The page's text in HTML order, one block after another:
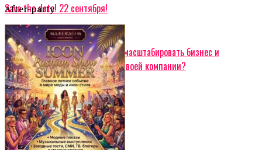
Save the date! 22 сентября!
Не пропустите
СОБСТВЕННИК И КОМАНДА: как масштабировать бизнес и
перестать быть сотрудником в своей компании?
After-party